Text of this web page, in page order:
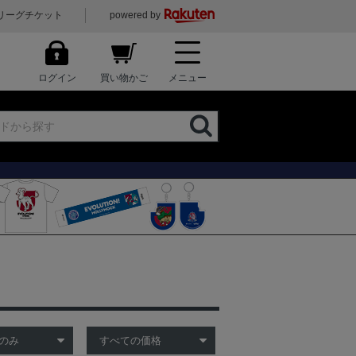
ーグチケット powered by
ログイン 買い物かご メニュー